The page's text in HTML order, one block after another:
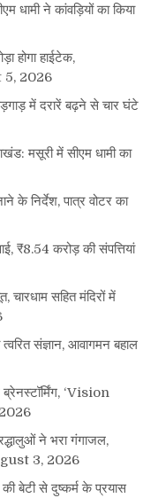
धामी ने कांवड़ियों का किया
होगा हाईटेक,
5, 2026
में दरारें बढ़ने से चार घंटे
मसूरी में सीएम धामी का
के निर्देश, पात्र वोटर का
₹8.54 करोड़ की संपत्तियां
चारधाम सहित मंदिरों में
संज्ञान, आवागमन बहाल
‘Vision
ने भरा गंगाजल,
3, 2026
बेटी से दुष्कर्म के प्रयास